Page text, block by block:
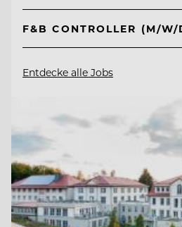
F&B CONTROLLER (M/W/
Entdecke alle Jobs